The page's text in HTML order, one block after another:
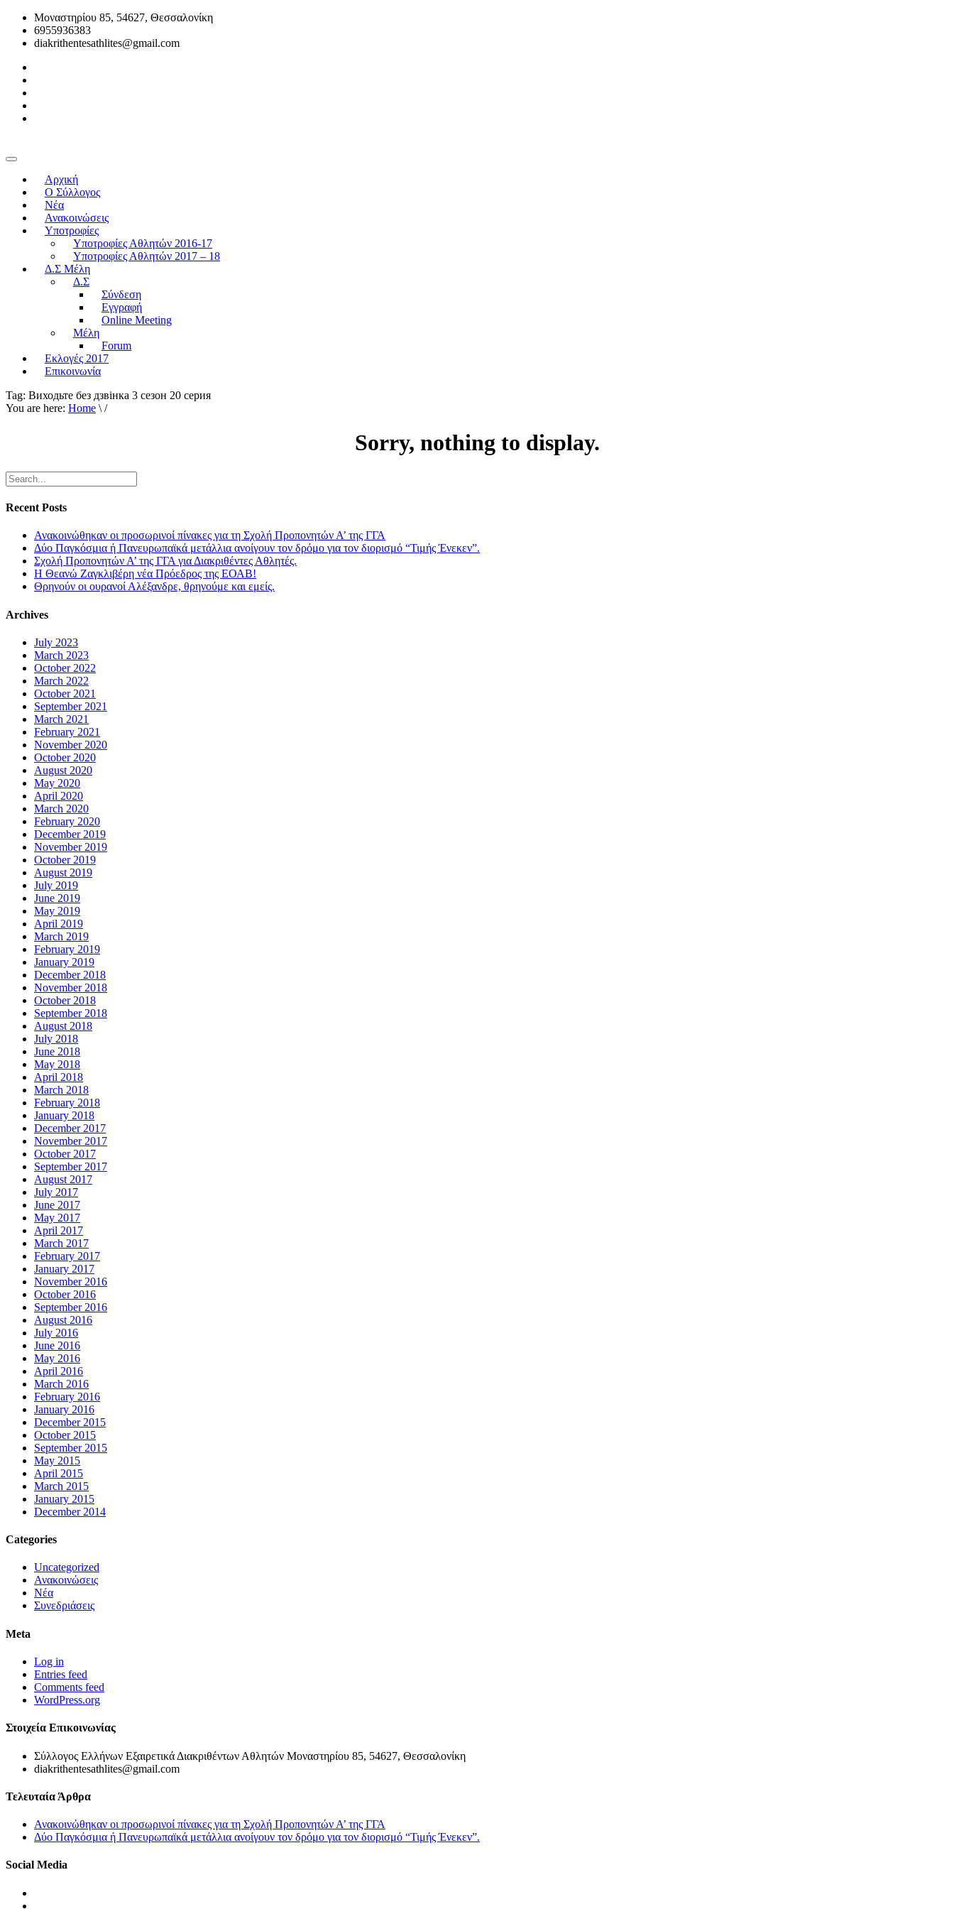
Μοναστηρίου 85, 54627, Θεσσαλονίκη
6955936383
diakrithentesathlites@gmail.com
Αρχική
O Σύλλογος
Νέα
Ανακοινώσεις
Υποτροφίες
Υποτροφίες Αθλητών 2016-17
Υποτροφίες Αθλητών 2017 – 18
Δ.Σ Μέλη
Δ.Σ
Σύνδεση
Εγγραφή
Online Meeting
Μέλη
Forum
Εκλογές 2017
Επικοινωνία
Tag: Виходьте без дзвiнка 3 сезон 20 серия
You are here: Home \ /
Sorry, nothing to display.
Recent Posts
Ανακοινώθηκαν οι προσωρινοί πίνακες για τη Σχολή Προπονητών Α’ της ΓΓΑ
Δύο Παγκόσμια ή Πανευρωπαϊκά μετάλλια ανοίγουν τον δρόμο για τον διορισμό “Τιμής Ένεκεν”.
Σχολή Προπονητών Α’ της ΓΓΑ για Διακριθέντες Αθλητές.
Η Θεανώ Ζαγκλιβέρη νέα Πρόεδρος της ΕΟΑΒ!
Θρηνούν οι ουρανοί Αλέξανδρε, θρηνούμε και εμείς.
Archives
July 2023
March 2023
October 2022
March 2022
October 2021
September 2021
March 2021
February 2021
November 2020
October 2020
August 2020
May 2020
April 2020
March 2020
February 2020
December 2019
November 2019
October 2019
August 2019
July 2019
June 2019
May 2019
April 2019
March 2019
February 2019
January 2019
December 2018
November 2018
October 2018
September 2018
August 2018
July 2018
June 2018
May 2018
April 2018
March 2018
February 2018
January 2018
December 2017
November 2017
October 2017
September 2017
August 2017
July 2017
June 2017
May 2017
April 2017
March 2017
February 2017
January 2017
November 2016
October 2016
September 2016
August 2016
July 2016
June 2016
May 2016
April 2016
March 2016
February 2016
January 2016
December 2015
October 2015
September 2015
May 2015
April 2015
March 2015
January 2015
December 2014
Categories
Uncategorized
Ανακοινώσεις
Νέα
Συνεδριάσεις
Meta
Log in
Entries feed
Comments feed
WordPress.org
Στοιχεία Επικοινωνίας
Σύλλογος Ελλήνων Εξαιρετικά Διακριθέντων Αθλητών Μοναστηρίου 85, 54627, Θεσσαλονίκη
diakrithentesathlites@gmail.com
Τελευταία Άρθρα
Ανακοινώθηκαν οι προσωρινοί πίνακες για τη Σχολή Προπονητών Α’ της ΓΓΑ
Δύο Παγκόσμια ή Πανευρωπαϊκά μετάλλια ανοίγουν τον δρόμο για τον διορισμό “Τιμής Ένεκεν”.
Social Media